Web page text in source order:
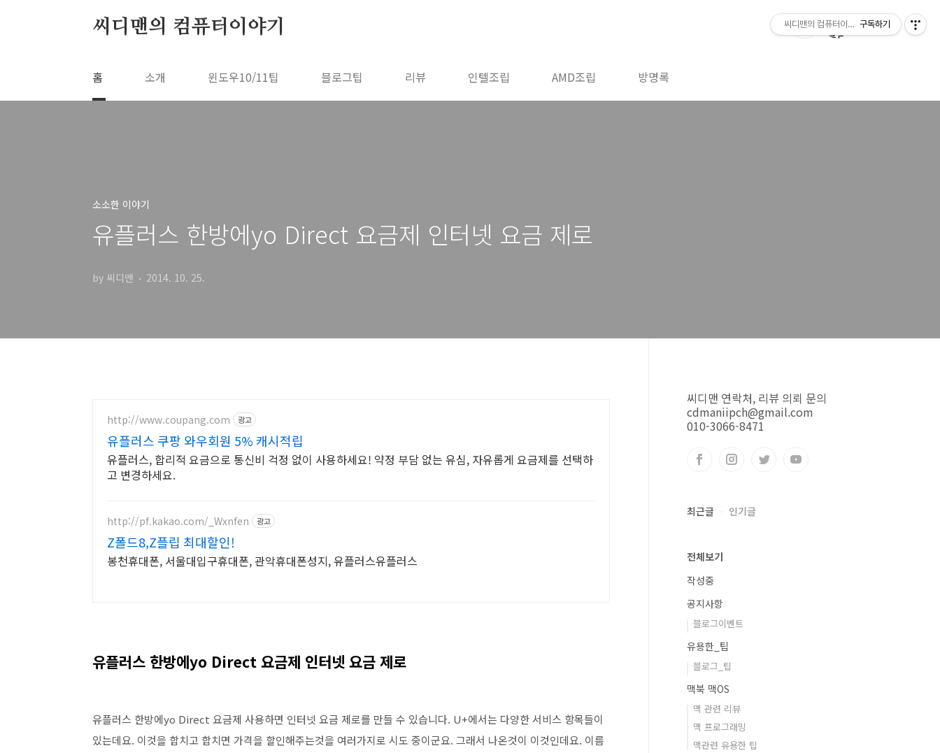
씨디맨의 컴퓨터이야기
홈 소개 윈도우10/11팁 블로그팁 리뷰 인텔조립 AMD조립 방명록
소소한 이야기
유플러스 한방에yo Direct 요금제 인터넷 요금 제로
by 씨디맨 2014. 10. 25.
http://www.coupang.com 광고
유플러스 쿠팡 와우회원 5% 캐시적립
유플러스, 합리적 요금으로 통신비 걱정 없이 사용하세요! 약정 부담 없는 유심, 자유롭게 요금제를 선택하
고 변경하세요.
http://pf.kakao.com/_Wxnfen 광고
Z폴드8,Z플립 최대할인!
봉천휴대폰, 서울대입구휴대폰, 관악휴대폰성지, 유플러스유플러스
유플러스 한방에yo Direct 요금제 인터넷 요금 제로
유플러스 한방에yo Direct 요금제 사용하면 인터넷 요금 제로를 만들 수 있습니다. U+에서는 다양한 서비스 항목들이
있는데요. 이것을 합치고 합치면 가격을 할인해주는것을 여러가지로 시도 중이군요. 그래서 나온것이 이것인데요. 이름
씨디맨 연락처, 리뷰 의뢰 문의
cdmaniipch@gmail.com
010-3066-8471
최근글 인기글
전체보기
작성중
공지사항
블로그이벤트
유용한_팁
블로그_팁
맥북 맥OS
맥 관련 리뷰
맥 프로그래밍
맥관련 유용한 팁
씨디맨의 컴퓨터이야기구독하기